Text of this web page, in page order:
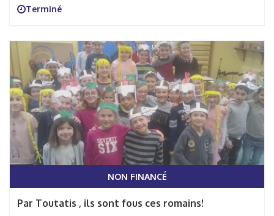
Terminé
NON FINANCÉ
Par Toutatis , ils sont fous ces romains!